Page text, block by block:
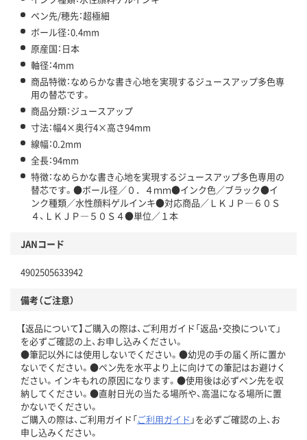
ペン先/穂先：超極細
ボール径：0.4mm
原産国：日本
軸径：4mm
商品特徴：なめらかな書き心地を実現するジュースアップ多色専
用の替芯です。
商品分類：ジュースアップ
寸法：幅4×奥行4×高さ94mm
線幅：0.2mm
全長：94mm
特徴：なめらかな書き心地を実現するジュースアップ多色専用の
替芯です。●ボール径／０．４ｍｍ●インク色／ブラック●イ
ンク種類／水性顔料ゲルインキ●対応商品／ＬＫＪＰ―６０Ｓ
４、ＬＫＪＰ―５０Ｓ４●単位／１本
JANコード
4902505633942
備考（ご注意）
【返品について】ご購入の際は、ご利用ガイド「返品・交換について」
を必ずご確認の上、お申し込みください。
●筆記以外には使用しないでください。●幼児の手の届く所に置か
ないでください。●ペン先を水平より上に向けての筆記はお避けく
ださい。インキもれの原因になります。●使用後は必ずペン先を収
納してください。●直射日光の当たる場所や、高温になる場所に置
かないでください。
ご購入の際は、ご利用ガイド「ご利用ガイド 」を必ずご確認の上、お
申し込みください。